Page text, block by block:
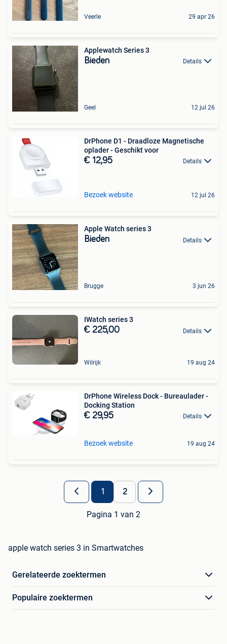
Veerle 29 apr 26
Applewatch Series 3
Bieden Details
Geel 12 jul 26
DrPhone D1 - Draadloze Magnetische
oplader - Geschikt voor
€ 12,95 Details
Bezoek website 12 jul 26
Apple Watch series 3
Bieden Details
Brugge 3 jun 26
IWatch series 3
€ 225,00 Details
Wilrijk 19 aug 24
DrPhone Wireless Dock - Bureaulader -
Docking Station
€ 29,95 Details
Bezoek website 19 aug 24
1 2
Pagina 1 van 2
apple watch series 3 in Smartwatches
Gerelateerde zoektermen
Populaire zoektermen